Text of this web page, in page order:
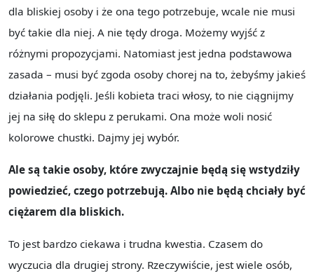
dla bliskiej osoby i że ona tego potrzebuje, wcale nie musi
być takie dla niej. A nie tędy droga. Możemy wyjść z
różnymi propozycjami. Natomiast jest jedna podstawowa
zasada – musi być zgoda osoby chorej na to, żebyśmy jakieś
działania podjęli. Jeśli kobieta traci włosy, to nie ciągnijmy
jej na siłę do sklepu z perukami. Ona może woli nosić
kolorowe chustki. Dajmy jej wybór.
Ale są takie osoby, które zwyczajnie będą się wstydziły
powiedzieć, czego potrzebują. Albo nie będą chciały być
ciężarem dla bliskich.
To jest bardzo ciekawa i trudna kwestia. Czasem do
wyczucia dla drugiej strony. Rzeczywiście, jest wiele osób,